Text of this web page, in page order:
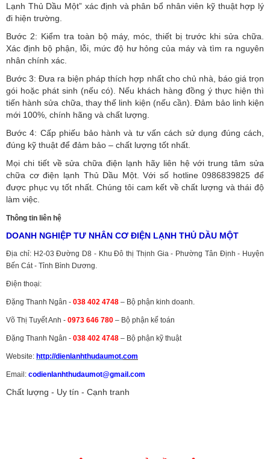
Lạnh Thủ Dầu Một” xác định và phân bổ nhân viên kỹ thuật hợp lý
đi hiện trường.
Bước 2: Kiểm tra toàn bộ máy, móc, thiết bị trước khi sửa chữa.
Xác định bộ phận, lỗi, mức độ hư hỏng của máy và tìm ra nguyên
nhân chính xác.
Bước 3: Đưa ra biện pháp thích hợp nhất cho chủ nhà, báo giá trọn
gói hoặc phát sinh (nếu có). Nếu khách hàng đồng ý thực hiện thì
tiến hành sửa chữa, thay thế linh kiện (nếu cần). Đảm bảo linh kiện
mới 100%, chính hãng và chất lượng.
Bước 4: Cấp phiếu bảo hành và tư vấn cách sử dụng đúng cách,
đúng kỹ thuật để đảm bảo – chất lượng tốt nhất.
Mọi chi tiết về sửa chữa điện lạnh hãy liên hệ với trung tâm sửa
chữa cơ điện lạnh Thủ Dầu Một. Với số hotline 0986839825 để
được phục vụ tốt nhất. Chúng tôi cam kết về chất lượng và thái độ
làm việc.
Thông tin liên hệ
DOANH NGHIỆP TƯ NHÂN CƠ ĐIỆN LẠNH THỦ DẦU MỘT
Địa chỉ: H2-03 Đường D8 - Khu Đô thị Thịnh Gia - Phường Tân Định - Huyện
Bến Cát - Tỉnh Bình Dương.
Điện thoại:
Đặng Thanh Ngân - 038 402 4748 – Bộ phận kinh doanh.
Võ Thị Tuyết Anh - 0973 646 780 – Bộ phận kế toán
Đặng Thanh Ngân - 038 402 4748 – Bộ phận kỹ thuật
Website: http://dienlanhthudaumot.com
Email: codienlanhthudaumot@gmail.com
Chất lượng - Uy tín - Cạnh tranh